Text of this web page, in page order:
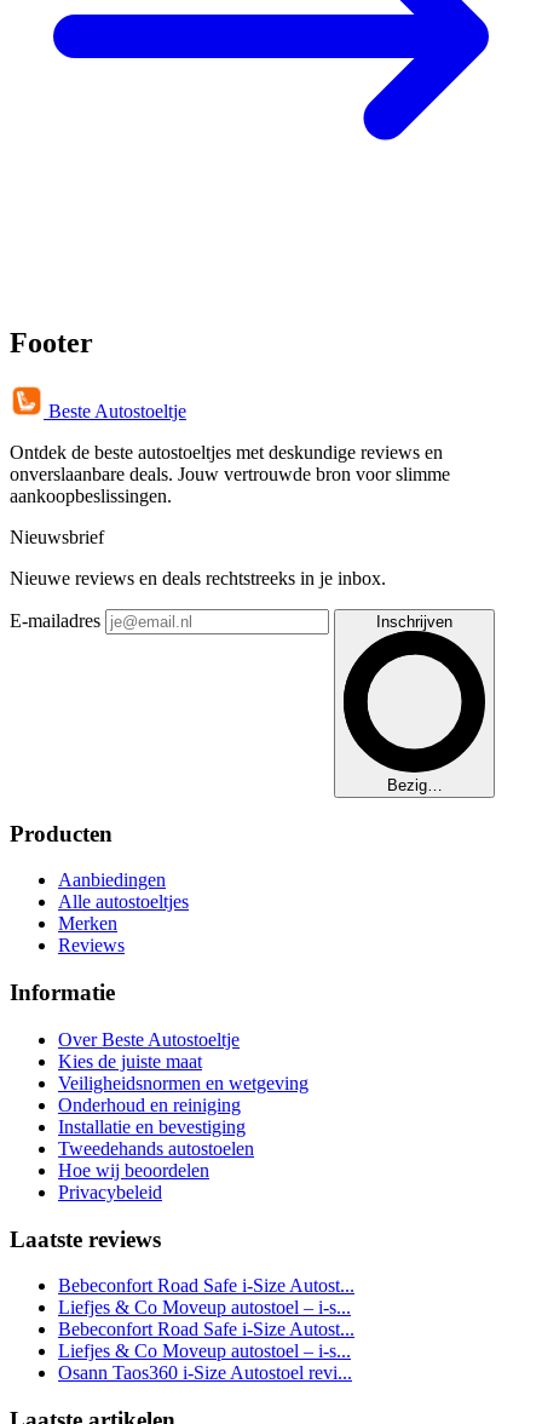
Footer
Beste Autostoeltje
Ontdek de beste autostoeltjes met deskundige reviews en
onverslaanbare deals. Jouw vertrouwde bron voor slimme
aankoopbeslissingen.
Nieuwsbrief
Nieuwe reviews en deals rechtstreeks in je inbox.
E-mailadres Inschrijven
Bezig…
Producten
Aanbiedingen
Alle autostoeltjes
Merken
Reviews
Informatie
Over Beste Autostoeltje
Kies de juiste maat
Veiligheidsnormen en wetgeving
Onderhoud en reiniging
Installatie en bevestiging
Tweedehands autostoelen
Hoe wij beoordelen
Privacybeleid
Laatste reviews
Bebeconfort Road Safe i-Size Autost...
Liefjes & Co Moveup autostoel – i-s...
Bebeconfort Road Safe i-Size Autost...
Liefjes & Co Moveup autostoel – i-s...
Osann Taos360 i-Size Autostoel revi...